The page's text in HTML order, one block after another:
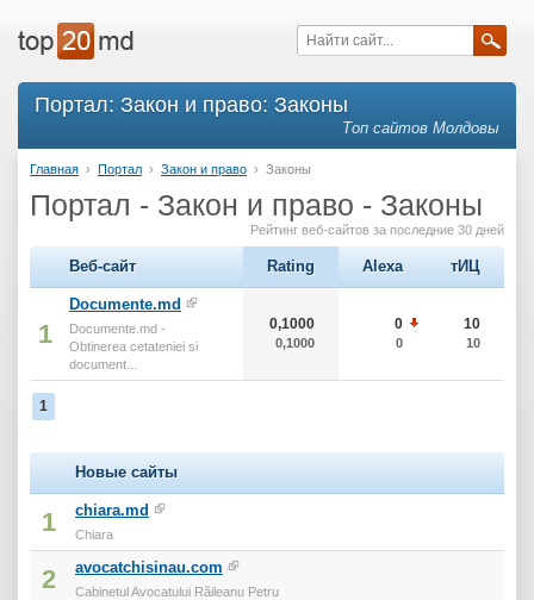
Портал: Закон и право: Законы
Топ сайтов Молдовы
Главная › Портал › Закон и право › Законы
Портал - Закон и право - Законы
Рейтинг веб-сайтов за последние 30 дней
Веб-сайт Rating Alexa тИЦ
1
Documente.md
Documente.md -
Obtinerea cetateniei si
document...
0,1000
0,1000
0
0
10
10
1
Новые сайты
1 chiara.md
Chiara
2 avocatchisinau.com
Cabinetul Avocatului Răileanu Petru